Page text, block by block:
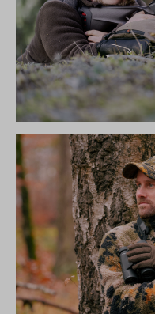
R8 ULTIMATE